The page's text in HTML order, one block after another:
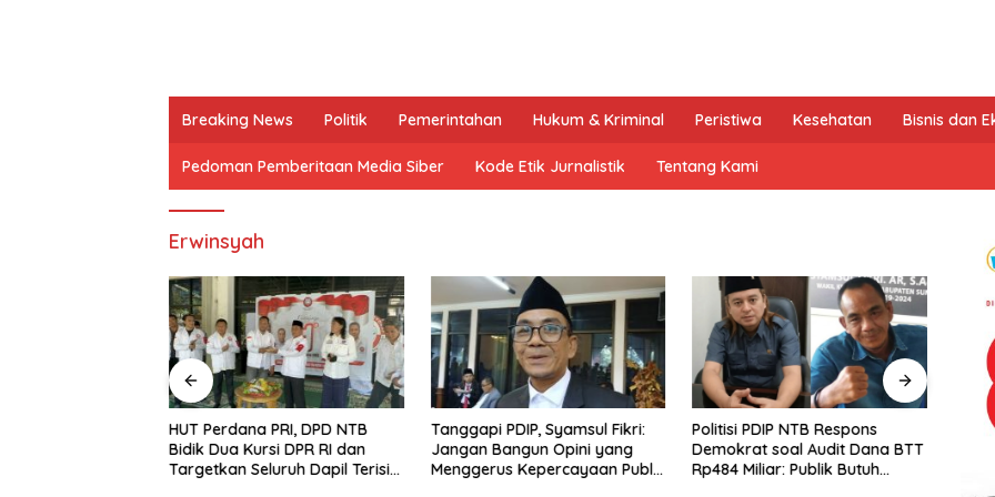
Breaking News Politik Pemerintahan Hukum & Kriminal Peristiwa Kesehatan Bisnis dan
Pedoman Pemberitaan Media Siber Kode Etik Jurnalistik Tentang Kami
Erwinsyah
HUT Perdana PRI, DPD NTB
Bidik Dua Kursi DPR RI dan
Targetkan Seluruh Dapil Terisi
Tanggapi PDIP, Syamsul Fikri:
Jangan Bangun Opini yang
Menggerus Kepercayaan Publik
Politisi PDIP NTB Respons
Demokrat soal Audit Dana BTT
Rp484 Miliar: Publik Butuh